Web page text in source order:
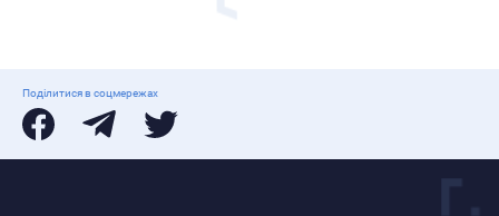
Поділитися в соцмережах